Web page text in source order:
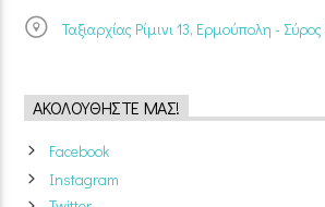
Ταξιαρχίας Ρίμινι 13, Ερμούπολη -
ΑΚΟΛΟΥΘΉΣΤΕ ΜΑΣ!
Facebook
Instagram